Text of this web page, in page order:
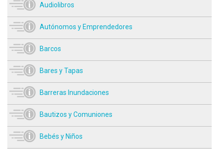
Audiolibros
Autónomos y Emprendedores
Barcos
Bares y Tapas
Barreras Inundaciones
Bautizos y Comuniones
Bebés y Niños